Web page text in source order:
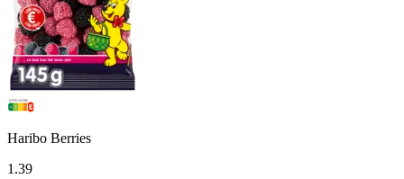
Haribo Berries
1 .39